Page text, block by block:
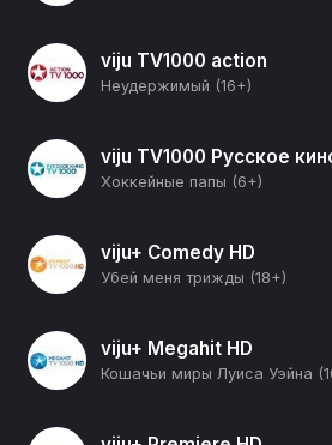
viju TV1000 action
Неудержимый (16+)
viju TV1000 Русское
Хоккейные папы (6+)
viju+ Comedy HD
Убей меня трижды (18+)
viju+ Megahit HD
Кошачьи миры Луиса Уэйна